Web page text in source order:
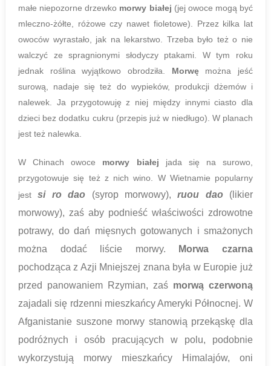
małe niepozorne drzewko morwy białej (jej owoce mogą być
mleczno-żółte, różowe czy nawet fioletowe). Przez kilka lat
owoców wyrastało, jak na lekarstwo. Trzeba było też o nie
walczyć ze spragnionymi słodyczy ptakami. W tym roku
jednak roślina wyjątkowo obrodziła. Morwęmożna jeść
surową, nadaje się też do wypieków, produkcji dżemów i
nalewek. Ja przygotowuję z niej między innymi ciasto dla
dzieci bez dodatku cukru (przepis już w niedługo). W planach
jest też nalewka.
W Chinach owoce morwy białej jada się na surowo,
przygotowuje się też z nich wino. W Wietnamie popularny
jestsi ro dao (syrop morwowy),ruou dao ( likier
morwowy), zaś aby podnieść właściwości zdrowotne
potrawy, do dań mięsnych gotowanych i smażonych
można dodać liście morwy.
Morwa czarna
pochodząca z Azji Mniejszej znana była w Europie już
przed panowaniem Rzymian, zaś morwą czerwoną
zajadali się rdzenni mieszkańcy Ameryki Północnej. W
Afganistanie suszone morwy stanowią przekąskę dla
podróżnych i osób pracujących w polu, podobnie
wykorzystują morwy mieszkańcy Himalajów, oni